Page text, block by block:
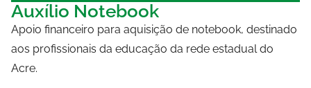
Auxílio Notebook
Apoio financeiro para aquisição de notebook, destinado
aos profissionais da educação da rede estadual do
Acre.